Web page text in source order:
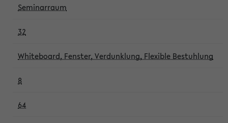
Seminarraum
32
Whiteboard, Fenster, Verdunklung, Flexible Bestuhlung
8
64